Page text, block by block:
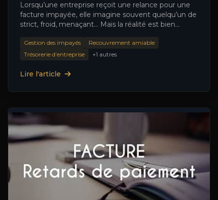
Lorsqu’une entreprise reçoit une relance pour une
facture impayée, elle imagine souvent quelqu’un de
strict, froid, menaçant… Mais la réalité est bien
Gestion des impayés
Recouvrement amiable
Trésorerie d’entreprise
+1 autres
Lire l'article